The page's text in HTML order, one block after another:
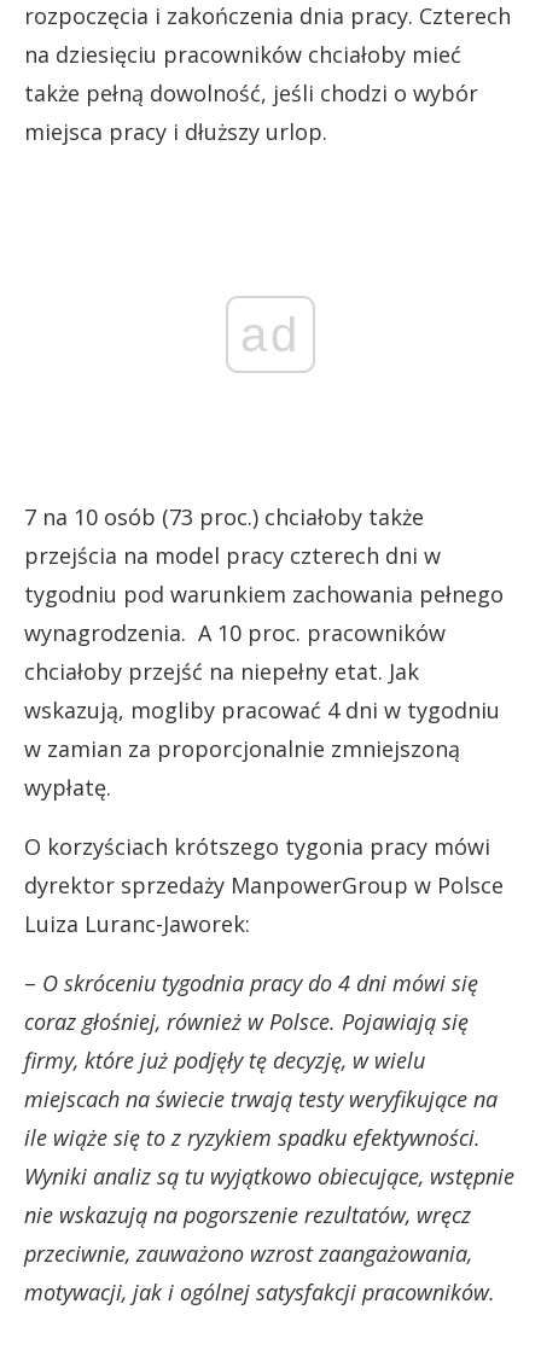
rozpoczęcia i zakończenia dnia pracy. Czterech
na dziesięciu pracowników chciałoby mieć
także pełną dowolność, jeśli chodzi o wybór
miejsca pracy i dłuższy urlop.
ad
7 na 10 osób (73 proc.) chciałoby także
przejścia na model pracy czterech dni w
tygodniu pod warunkiem zachowania pełnego
wynagrodzenia. A 10 proc. pracowników
chciałoby przejść na niepełny etat. Jak
wskazują, mogliby pracować 4 dni w tygodniu
w zamian za proporcjonalnie zmniejszoną
wypłatę.
O korzyściach krótszego tygonia pracy mówi
dyrektor sprzedaży ManpowerGroup w Polsce
Luiza Luranc-Jaworek:
– O skróceniu tygodnia pracy do 4 dni mówi się
coraz głośniej, również w Polsce. Pojawiają się
firmy, które już podjęły tę decyzję, w wielu
miejscach na świecie trwają testy weryfikujące na
ile wiąże się to z ryzykiem spadku efektywności.
Wyniki analiz są tu wyjątkowo obiecujące, wstępnie
nie wskazują na pogorszenie rezultatów, wręcz
przeciwnie, zauważono wzrost zaangażowania,
motywacji, jak i ogólnej satysfakcji pracowników.